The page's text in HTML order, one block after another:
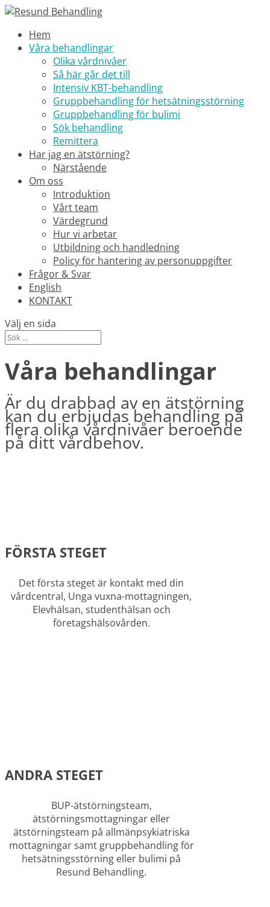
Hem
Våra behandlingar
Olika vårdnivåer
Så här går det till
Intensiv KBT-behandling
Gruppbehandling för hetsätningsstörning
Gruppbehandling för bulimi
Sök behandling
Remittera
Har jag en ätstörning?
Närstående
Om oss
Introduktion
Vårt team
Värdegrund
Hur vi arbetar
Utbildning och handledning
Policy för hantering av personuppgifter
Frågor & Svar
English
KONTAKT
Välj en sida
Våra behandlingar
Är du drabbad av en ätstörning
kan du erbjudas behandling på
flera olika vårdnivåerberoende
på ditt vårdbehov.
FÖRSTA STEGET
Det första steget är kontakt med din
vårdcentral, Unga vuxna-mottagningen,
Elevhälsan, studenthälsan och
företagshälsovården.
ANDRA STEGET
BUP-ätstörningsteam,
ätstörningsmottagningar eller
ätstörningsteam på allmänpsykiatriska
mottagningar samt gruppbehandling för
hetsätningsstörning eller bulimi på
Resund Behandling.